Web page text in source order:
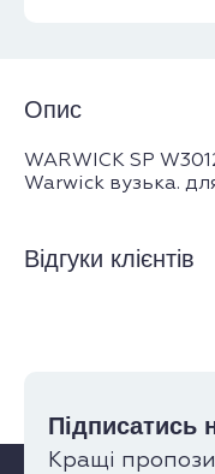
Опис
WARWICK SP
Warwick вузька.
Відгуки клієнтів
Підписатись
Кращі